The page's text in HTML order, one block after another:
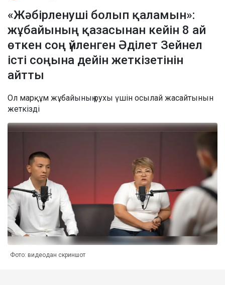
«Жәбірленуші болып қаламын»:
жұбайының қазасынан кейін 8 ай
өткен соң үйленген Әділет Зейнел
істі соңына дейін жеткізетінін
айтты
Ол марқұм жұбайының рухы үшін осылай жасайтынын
жеткізді
Фото: видеодан скриншот